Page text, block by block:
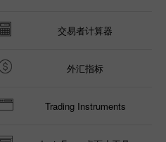
交易者计算器
外汇指标
Trading Instruments